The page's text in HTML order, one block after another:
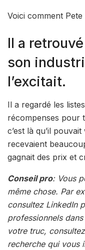
Voici comment Pete
Il a
son
l’excitait.
Il a regardé les
récompenses pour
c’est là qu’il
recevaient
gagnait des prix et
Conseil pro: Vous
même chose. Par
consultez LinkedIn
professionnels
votre truc,
recherche qui vous